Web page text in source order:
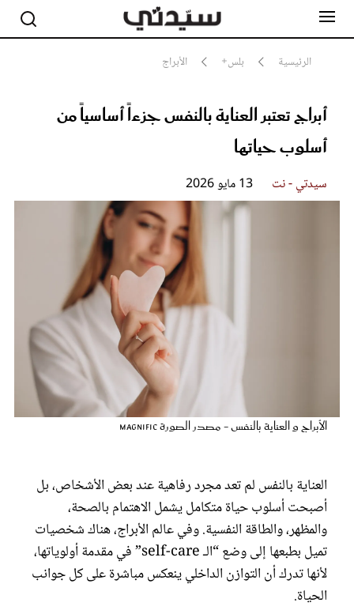
الرئيسية بلس+ الأبراج
أبراج تعتبر العناية بالنفس جزءاً أساسياً من
أسلوب حياتها
سيدتي - نت 13 مايو 2026
الأبراج و العناية بالنفس - مصدر الصورة magnific
العناية بالنفس لم تعد مجرد رفاهية عند بعض الأشخاص، بل
أصبحت أسلوب حياة متكامل يشمل الاهتمام بالصحة،
والمظهر، والطاقة النفسية. وفي عالم الأبراج، هناك شخصيات
تميل بطبعها إلى وضع “الـ self-care” في مقدمة أولوياتها،
لأنها تدرك أن التوازن الداخلي ينعكس مباشرة على كل جوانب
الحياة.
مشاهير
أناقة
جمال
سيدتي وطفلك
لايف ستايل
مجلة سيدتي